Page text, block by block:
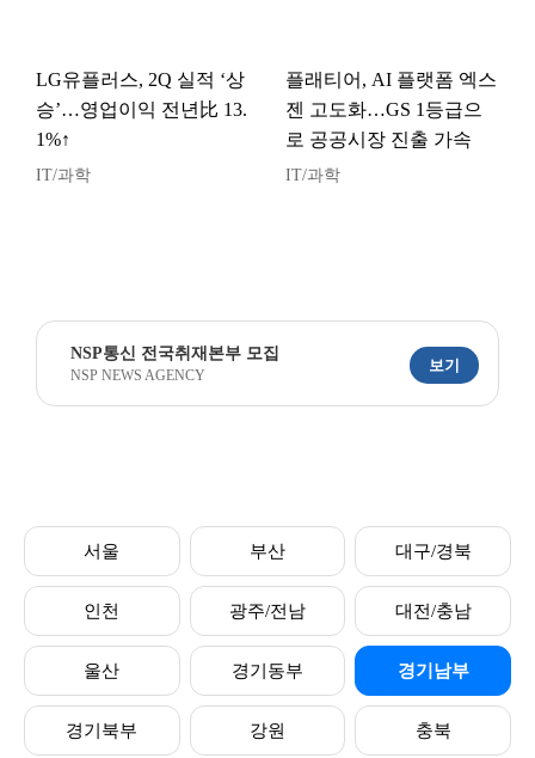
LG유플러스, 2Q 실적 ‘상
승’…영업이익 전년比 13.
1%↑
IT/과학
플래티어, AI 플랫폼 엑스
젠 고도화…GS 1등급으
로 공공시장 진출 가속
IT/과학
NSP통신 전국취재본부 모집
NSP NEWS AGENCY
보기
서울 부산 대구/경북
인천 광주/전남 대전/충남
울산 경기동부 경기남부
경기북부 강원 충북